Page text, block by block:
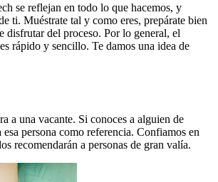
se reflejan en todo lo que hacemos, y
ti. Muéstrate tal y como eres, prepárate bien
disfrutar del proceso. Por lo general, el
rápido y sencillo. Te damos una idea de
a una vacante. Si conoces a alguien de
persona como referencia. Confiamos en
recomendarán a personas de gran valía.